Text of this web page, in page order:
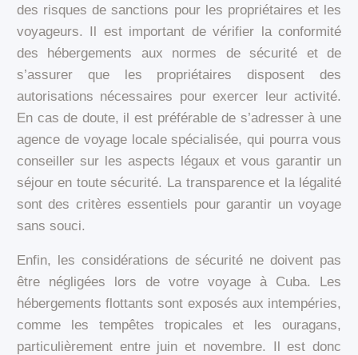
des risques de sanctions pour les propriétaires et les
voyageurs. Il est important de vérifier la conformité
des hébergements aux normes de sécurité et de
s’assurer que les propriétaires disposent des
autorisations nécessaires pour exercer leur activité.
En cas de doute, il est préférable de s’adresser à une
agence de voyage locale spécialisée, qui pourra vous
conseiller sur les aspects légaux et vous garantir un
séjour en toute sécurité. La transparence et la légalité
sont des critères essentiels pour garantir un voyage
sans souci.
Enfin, les considérations de sécurité ne doivent pas
être négligées lors de votre voyage à Cuba. Les
hébergements flottants sont exposés aux intempéries,
comme les tempêtes tropicales et les ouragans,
particulièrement entre juin et novembre. Il est donc